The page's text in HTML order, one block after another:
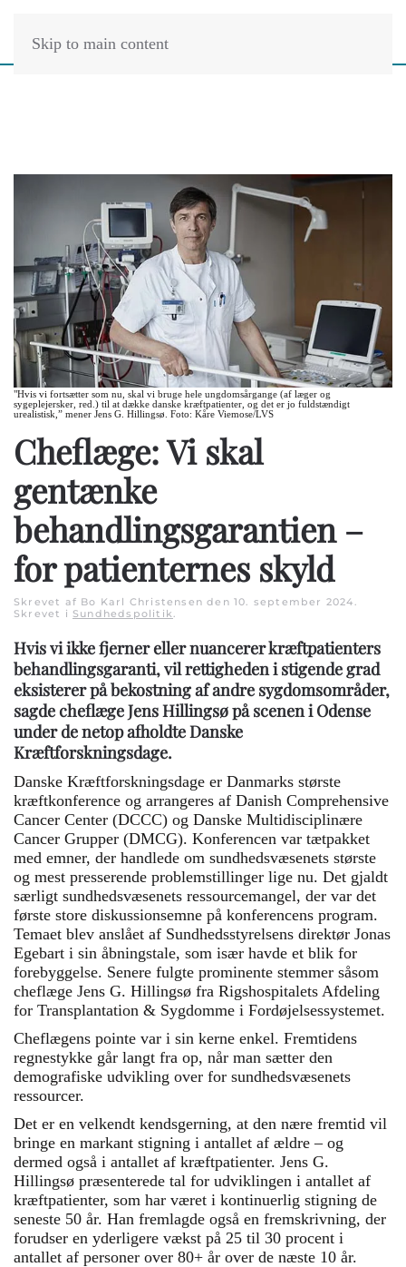
Skip to main content
"Hvis vi fortsætter som nu, skal vi bruge hele ungdomsårgange (af læger og
sygeplejersker, red.) til at dække danske kræftpatienter, og det er jo fuldstændigt
urealistisk,” mener Jens G. Hillingsø. Foto: Kåre Viemose/LVS
Cheflæge: Vi skal
gentænke
behandlingsgarantien –
for patienternes skyld
Skrevet af Bo Karl Christensen den 10. september 2024
Skrevet i Sundhedspolitik
Hvis vi ikke fjerner eller nuancerer kræftpatienters
behandlingsgaranti, vil rettigheden i stigende grad
eksisterer på bekostning af andre sygdomsområder,
sagde cheflæge Jens Hillingsø på scenen i Odense
under de netop afholdte Danske
Kræftforskningsdage.
Danske Kræftforskningsdage er Danmarks største
kræftkonference og arrangeres af Danish Comprehensive
Cancer Center (DCCC) og Danske Multidisciplinære
Cancer Grupper (DMCG). Konferencen var tætpakket
med emner, der handlede om sundhedsvæsenets største
og mest presserende problemstillinger lige nu. Det gjaldt
særligt sundhedsvæsenets ressourcemangel, der var det
første store diskussionsemne på konferencens program.
Temaet blev anslået af Sundhedsstyrelsens direktør Jonas
Egebart i sin åbningstale, som især havde et blik for
forebyggelse. Senere fulgte prominente stemmer såsom
cheflæge Jens G. Hillingsø fra Rigshospitalets Afdeling
for Transplantation & Sygdomme i Fordøjelsessystemet.
Cheflægens pointe var i sin kerne enkel. Fremtidens
regnestykke går langt fra op, når man sætter den
demografiske udvikling over for sundhedsvæsenets
ressourcer.
Det er en velkendt kendsgerning, at den nære fremtid vil
bringe en markant stigning i antallet af ældre – og
dermed også i antallet af kræftpatienter. Jens G.
Hillingsø præsenterede tal for udviklingen i antallet af
kræftpatienter, som har været i kontinuerlig stigning de
seneste 50 år. Han fremlagde også en fremskrivning, der
forudser en yderligere vækst på 25 til 30 procent i
antallet af personer over 80+ år over de næste 10 år.